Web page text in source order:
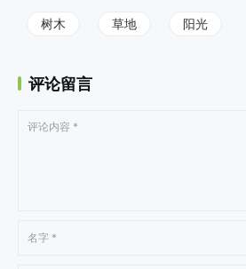
树木 草地 阳光
评论留言